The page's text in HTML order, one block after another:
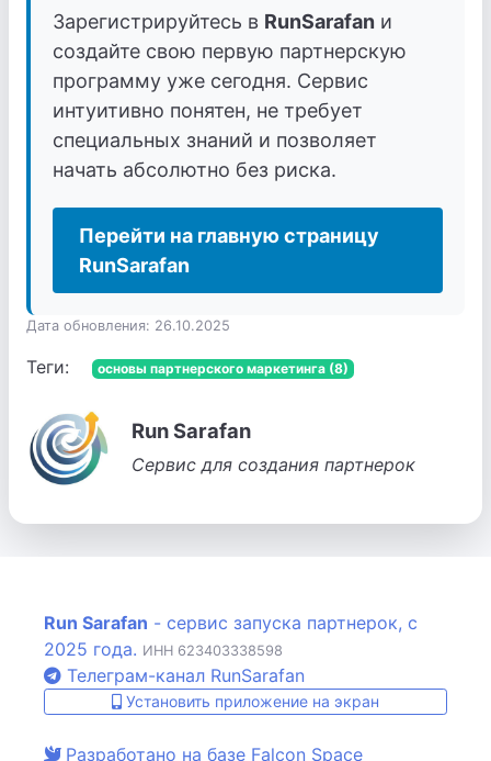
Зарегистрируйтесь в RunSarafan и
создайте свою первую партнерскую
программу уже сегодня. Сервис
интуитивно понятен, не требует
специальных знаний и позволяет
начать абсолютно без риска.
Перейти на главную страницу
RunSarafan
Дата обновления: 26.10.2025
Теги: основы партнерского маркетинга (8)
Run Sarafan
Сервис для создания партнерок
Run Sarafan - сервис запуска партнерок, с
2025 года. ИНН 623403338598
Телеграм-канал RunSarafan
Установить приложение на экран
Разработано на базе Falcon Space